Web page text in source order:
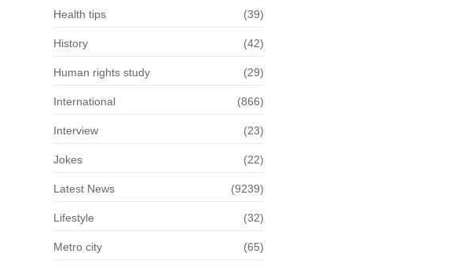
Health tips (39)
History (42)
Human rights study (29)
International (866)
Interview (23)
Jokes (22)
Latest News (9239)
Lifestyle (32)
Metro city (65)